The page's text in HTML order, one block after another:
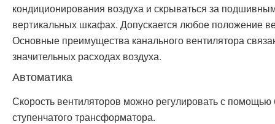
кондиционирования воздуха и скрываться за
вертикальных шкафах. Допускается любое положение
Основные преимущества канального вентилятора
значительных расходах воздуха.
Автоматика
Скорость вентиляторов можно регулировать с помощью
ступенчатого трансформатора.